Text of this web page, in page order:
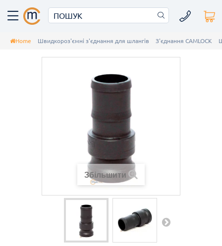
Home Швидкороз'ємні з'єднання для шлангів З'єднання CAMLOCK
Збільшити